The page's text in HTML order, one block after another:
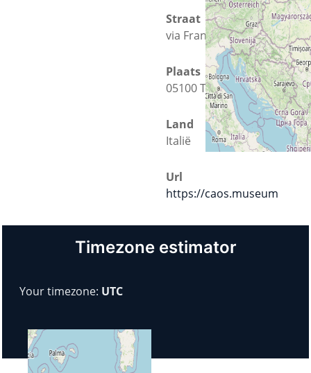
Straat
via Franco Molé 25
Plaats
05100 Terni
Land
Italië
Url
https://caos.museum
Timezone estimator
Your timezone: UTC